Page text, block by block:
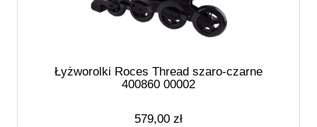
Łyżworolki Roces Thread szaro-czarne
400860 00002
579,00 zł